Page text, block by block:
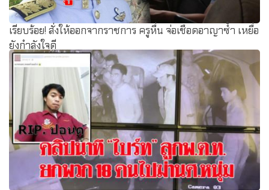
เรียบร้อย! สั่งให้ออกจากราชการ ครูหื่น จ่อเชือดอาญาซ้ำ เหยื่อ
ยังกำลังใจดี